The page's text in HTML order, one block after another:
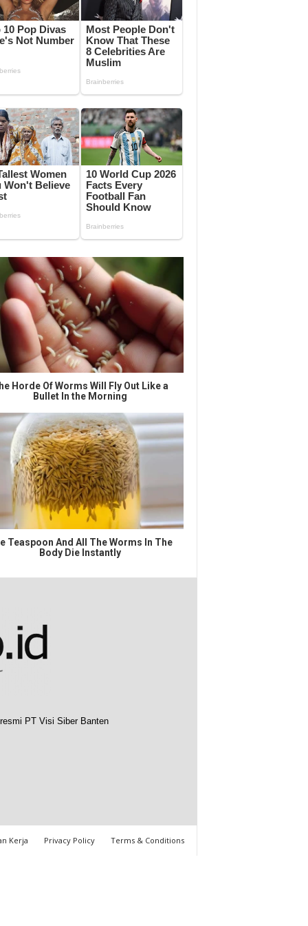
Horde Of Worms Will Fly Out Like a
Bullet In the Morning
Teaspoon And All The Worms In The
Body Die Instantly
PT Visi Siber Banten
Kerja Privacy Policy Terms & Conditions